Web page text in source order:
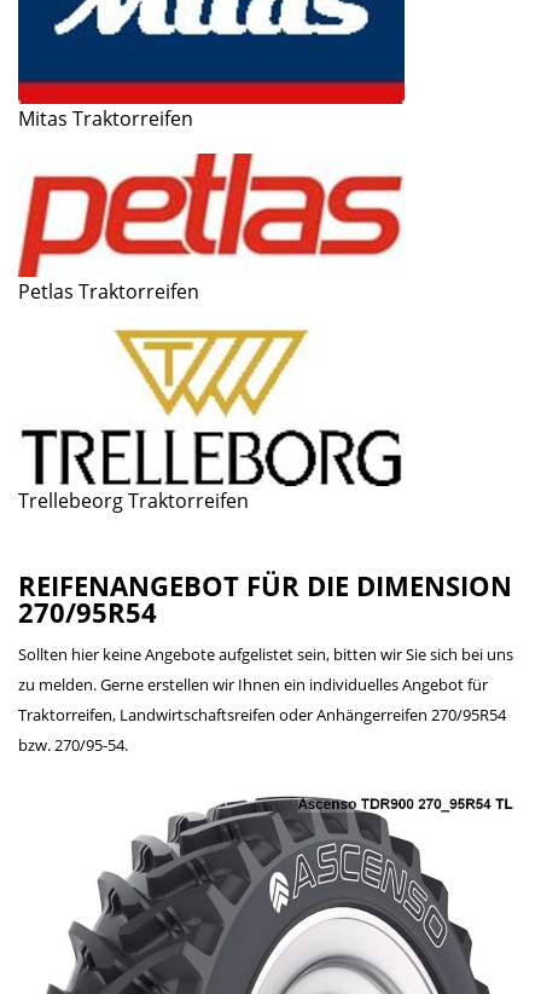
Mitas Traktorreifen
Petlas Traktorreifen
Trellebeorg Traktorreifen
REIFENANGEBOT FÜR DIE DIMENSION
270/95R54
Sollten hier keine Angebote aufgelistet sein, bitten wir Sie sich bei uns
zu melden. Gerne erstellen wir Ihnen ein individuelles Angebot für
Traktorreifen, Landwirtschaftsreifen oder Anhängerreifen 270/95R54
bzw. 270/95-54.